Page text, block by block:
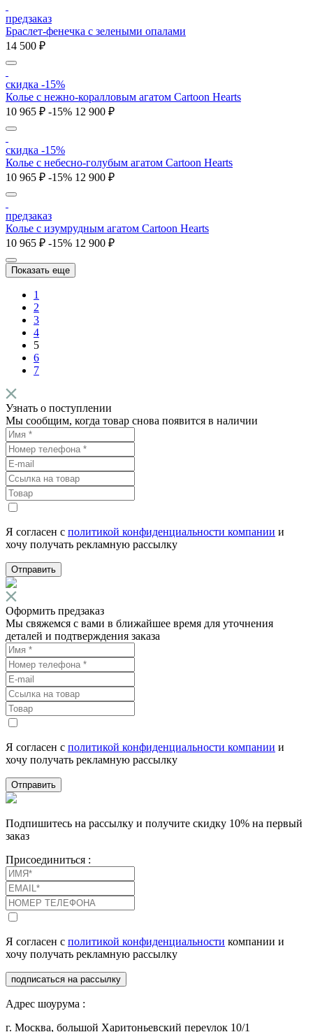
предзаказ
Браслет-фенечка с зелеными опалами
14 500 ₽
скидка -15%
Колье c нежно-коралловым агатом Cartoon Hearts
10 965 ₽ -15% 12 900 ₽
скидка -15%
Колье c небесно-голубым агатом Cartoon Hearts
10 965 ₽ -15% 12 900 ₽
предзаказ
Колье c изумрудным агатом Cartoon Hearts
10 965 ₽ -15% 12 900 ₽
Показать еще
1
2
3
4
5
6
7
Узнать о поступлении
Мы сообщим, когда товар снова появится в наличии
Я согласен с политикой конфиденциальности компании и
хочу получать рекламную рассылку
Отправить
Оформить предзаказ
Мы свяжемся с вами в ближайшее время для уточнения
деталей и подтверждения заказа
Я согласен с политикой конфиденциальности компании и
хочу получать рекламную рассылку
Отправить
Подпишитесь на рассылку и получите скидку 10% на первый
заказ
Присоединиться :
Я согласен с политикой конфиденциальности компании и
хочу получать рекламную рассылку
подписаться на рассылку
Адрес шоурума :
г. Москва, большой Харитоньевский переулок 10/1